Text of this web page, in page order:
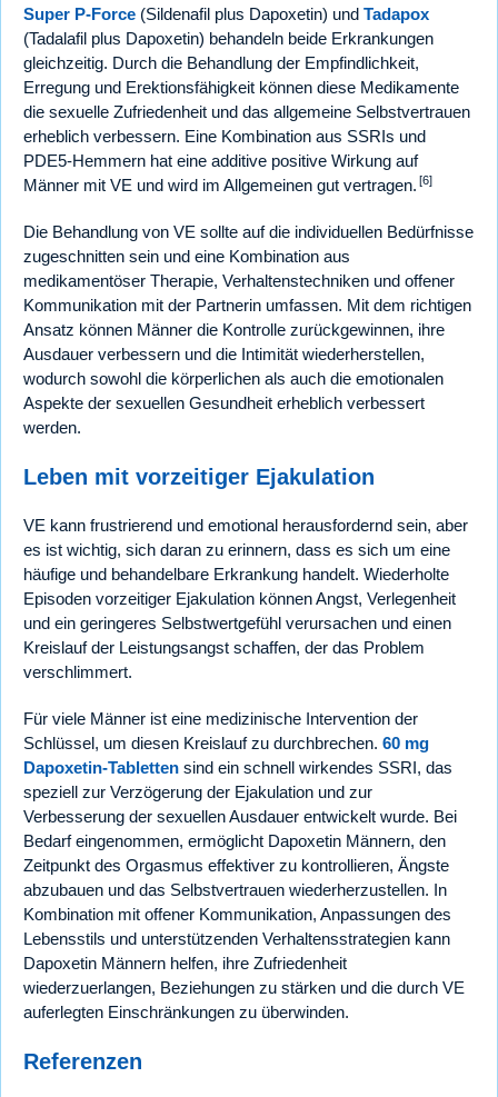
Super P-Force (Sildenafil plus Dapoxetin) und Tadapox
(Tadalafil plus Dapoxetin) behandeln beide Erkrankungen
gleichzeitig. Durch die Behandlung der Empfindlichkeit,
Erregung und Erektionsfähigkeit können diese Medikamente
die sexuelle Zufriedenheit und das allgemeine Selbstvertrauen
erheblich verbessern. Eine Kombination aus SSRIs und
PDE5-Hemmern hat eine additive positive Wirkung auf
Männer mit VE und wird im Allgemeinen gut vertragen. [6]
Die Behandlung von VE sollte auf die individuellen Bedürfnisse
zugeschnitten sein und eine Kombination aus
medikamentöser Therapie, Verhaltenstechniken und offener
Kommunikation mit der Partnerin umfassen. Mit dem richtigen
Ansatz können Männer die Kontrolle zurückgewinnen, ihre
Ausdauer verbessern und die Intimität wiederherstellen,
wodurch sowohl die körperlichen als auch die emotionalen
Aspekte der sexuellen Gesundheit erheblich verbessert
werden.
Leben mit vorzeitiger Ejakulation
VE kann frustrierend und emotional herausfordernd sein, aber
es ist wichtig, sich daran zu erinnern, dass es sich um eine
häufige und behandelbare Erkrankung handelt. Wiederholte
Episoden vorzeitiger Ejakulation können Angst, Verlegenheit
und ein geringeres Selbstwertgefühl verursachen und einen
Kreislauf der Leistungsangst schaffen, der das Problem
verschlimmert.
Für viele Männer ist eine medizinische Intervention der
Schlüssel, um diesen Kreislauf zu durchbrechen. 60 mg
Dapoxetin-Tabletten sind ein schnell wirkendes SSRI, das
speziell zur Verzögerung der Ejakulation und zur
Verbesserung der sexuellen Ausdauer entwickelt wurde. Bei
Bedarf eingenommen, ermöglicht Dapoxetin Männern, den
Zeitpunkt des Orgasmus effektiver zu kontrollieren, Ängste
abzubauen und das Selbstvertrauen wiederherzustellen. In
Kombination mit offener Kommunikation, Anpassungen des
Lebensstils und unterstützenden Verhaltensstrategien kann
Dapoxetin Männern helfen, ihre Zufriedenheit
wiederzuerlangen, Beziehungen zu stärken und die durch VE
auferlegten Einschränkungen zu überwinden.
Referenzen